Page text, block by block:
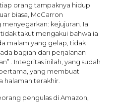
orang tampaknya hidup
biasa, McCarron
kejujuran. Ia
takut mengakui bahwa ia
malam yang gelap, tidak
bagian dari perjalanan
. Integritas inilah, yang sudah
yang membuat
halaman terakhir.
pengulas di Amazon,